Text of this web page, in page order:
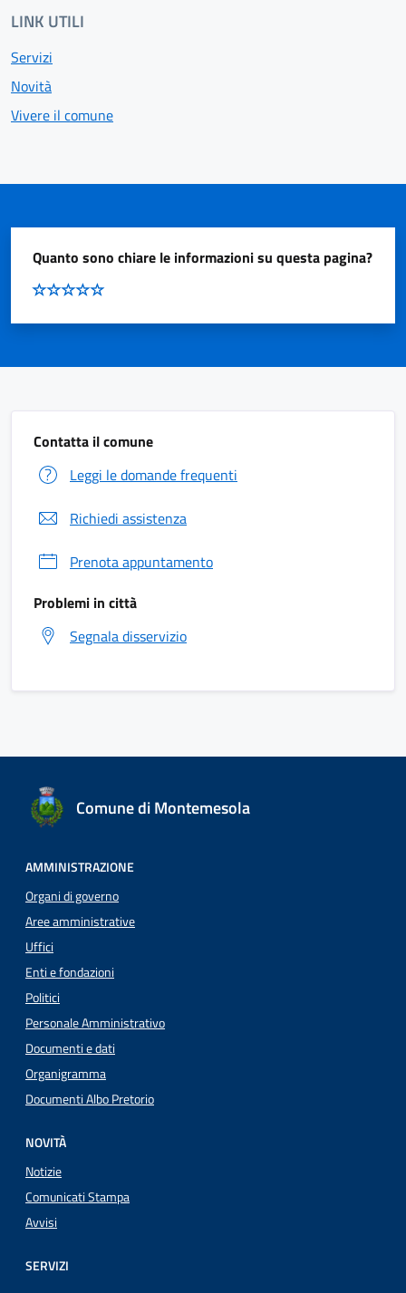
LINK UTILI
Servizi
Novità
Vivere il comune
Quanto sono chiare le informazioni su questa pagina?
Contatta il comune
Leggi le domande frequenti
Richiedi assistenza
Prenota appuntamento
Problemi in città
Segnala disservizio
Comune di Montemesola
AMMINISTRAZIONE
Organi di governo
Aree amministrative
Uffici
Enti e fondazioni
Politici
Personale Amministrativo
Documenti e dati
Organigramma
Documenti Albo Pretorio
NOVITÀ
Notizie
Comunicati Stampa
Avvisi
SERVIZI